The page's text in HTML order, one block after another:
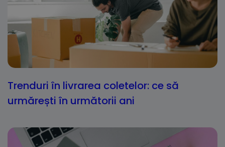
Trenduri în livrarea coletelor: ce să
urmărești în următorii ani